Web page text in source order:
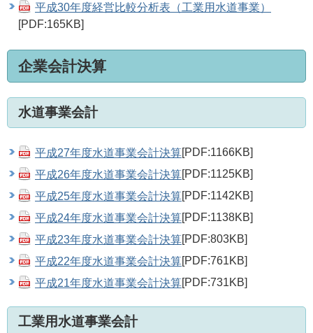
平成30年度経営比較分析表（工業用水道事業）
[PDF:165KB]
企業会計決算
水道事業会計
平成27年度水道事業会計決算[PDF:1166KB]
平成26年度水道事業会計決算[PDF:1125KB]
平成25年度水道事業会計決算[PDF:1142KB]
平成24年度水道事業会計決算[PDF:1138KB]
平成23年度水道事業会計決算[PDF:803KB]
平成22年度水道事業会計決算[PDF:761KB]
平成21年度水道事業会計決算[PDF:731KB]
工業用水道事業会計